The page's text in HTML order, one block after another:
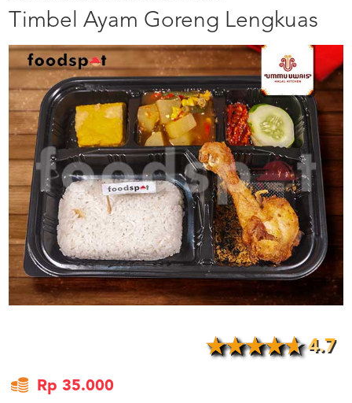
KATALOG
LOYALTY
PROGRAM
FAQ
ABOUT
CATERERS
BLOG
TERMS
&
CONDITIONS
CALL
CENTER
021
5091
3494
Timbel Ayam Goreng Lengkuas
4.7
Rp 35.000